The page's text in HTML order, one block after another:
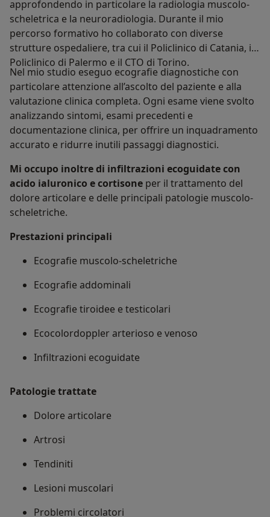
approfondendo in particolare la radiologia muscolo-
scheletrica e la neuroradiologia. Durante il mio
percorso formativo ho collaborato con diverse
strutture ospedaliere, tra cui il Policlinico di Catania, il
Policlinico di Palermo e il CTO di Torino.
Nel mio studio eseguo ecografie diagnostiche con
particolare attenzione all’ascolto del paziente e alla
valutazione clinica completa. Ogni esame viene svolto
analizzando sintomi, esami precedenti e
documentazione clinica, per offrire un inquadramento
accurato e ridurre inutili passaggi diagnostici.
Mi occupo inoltre di infiltrazioni ecoguidate con
acido ialuronico e cortisone per il trattamento del
dolore articolare e delle principali patologie muscolo-
scheletriche.
Prestazioni principali
Ecografie muscolo-scheletriche
Ecografie addominali
Ecografie tiroidee e testicolari
Ecocolordoppler arterioso e venoso
Infiltrazioni ecoguidate
Patologie trattate
Dolore articolare
Artrosi
Tendiniti
Lesioni muscolari
Problemi circolatori